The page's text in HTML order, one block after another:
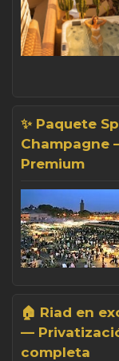
✨ Paquete
Champagne
Premium
🏠 Riad en
—
completa